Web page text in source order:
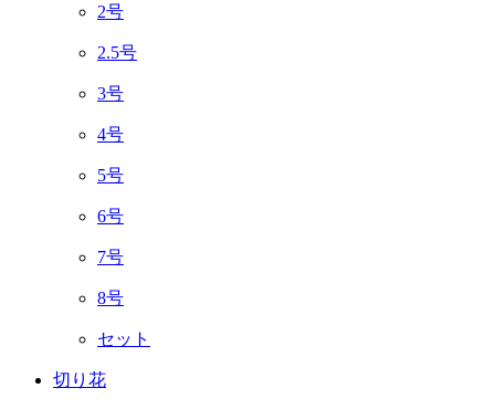
2号
2.5号
3号
4号
5号
6号
7号
8号
セット
切り花